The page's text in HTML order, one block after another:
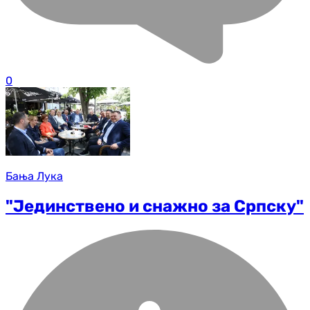
0
Бања Лука
"Јединствено и снажно за Српску"